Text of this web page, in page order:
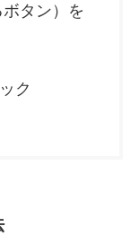
ボタン）を
ク